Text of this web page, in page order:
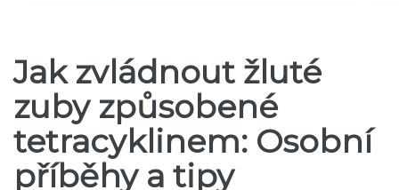
Jak zvládnout žluté
zuby způsobené
tetracyklinem: Osobní
příběhy a tipy